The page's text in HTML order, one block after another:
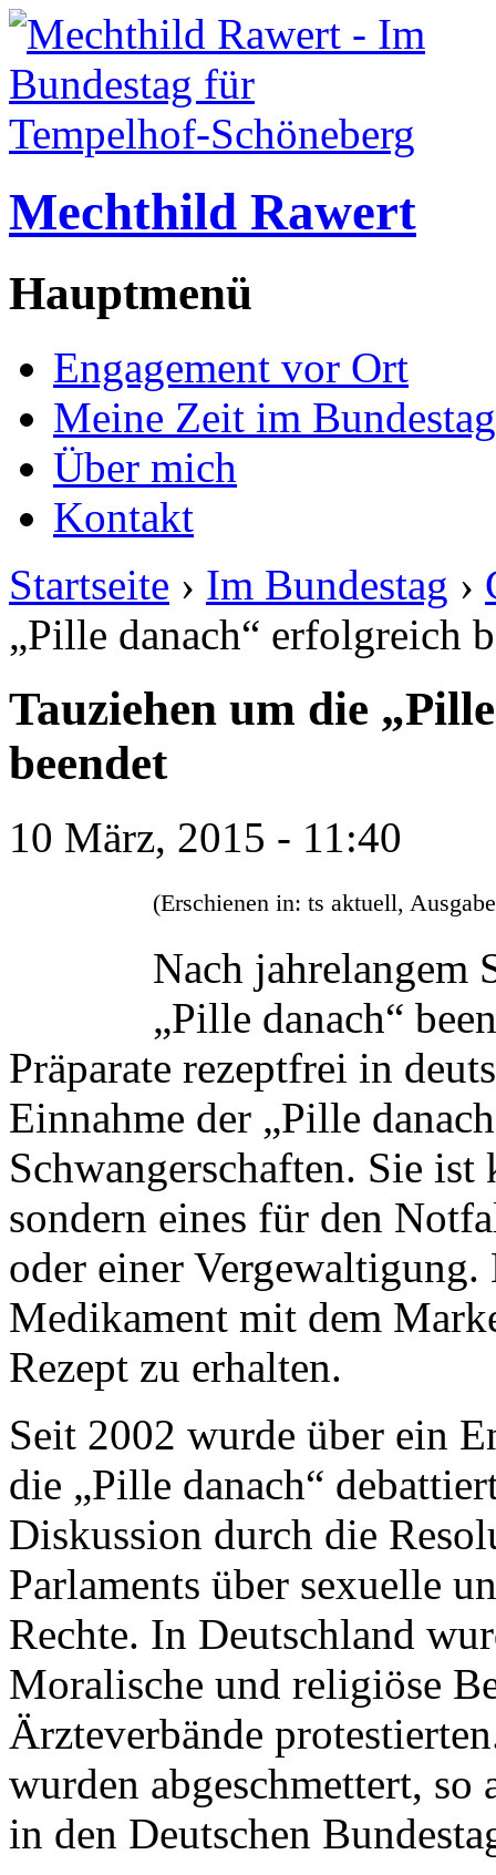
Mechthild Rawert
Hauptmenü
Engagement vor Ort
Meine Zeit im Bundestag
Über mich
Kontakt
Startseite › Im Bundestag ›
„Pille danach“ erfolgreich
Tauziehen um die
beendet
10 März, 2015 - 11:40
(Erschienen in: ts aktuell,
Nach jahrelangem
„Pille danach“
Präparate rezeptfrei in
Einnahme der „Pille
Schwangerschaften. Sie
sondern eines für den
oder einer
Medikament mit dem
Rezept zu erhalten.
Seit 2002 wurde über ein
die „Pille danach“
Diskussion durch die
Parlaments über sexuelle
Rechte. In Deutschland
Moralische und religiöse
Ärzteverbände
wurden abgeschmettert,
in den Deutschen